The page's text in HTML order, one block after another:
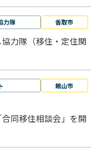
力隊 香取市
協力隊（移住・定住関
館山市
同移住相談会」を開